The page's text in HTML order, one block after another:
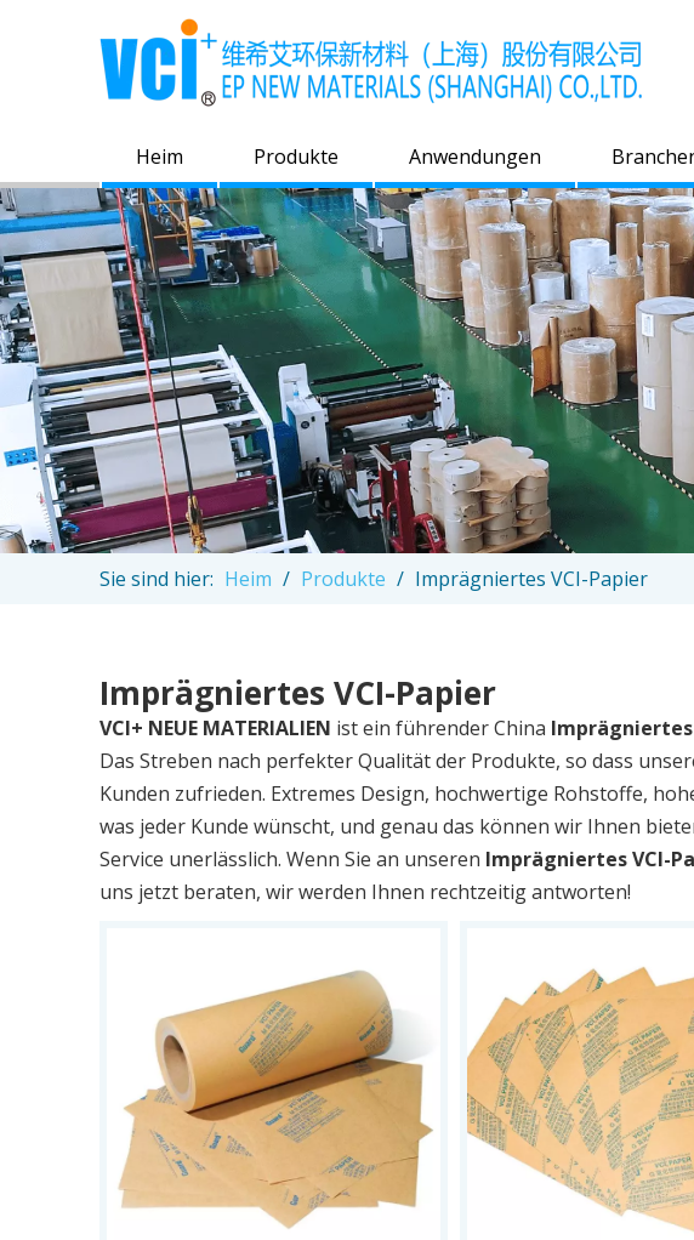
Heim Produkte Anwendungen
Sie sind hier: Heim / Produkte / Imprägniertes VCI-Papier
Imprägniertes VCI-Papier
VCI+ NEUE MATERIALIEN ist ein führender China Imprägniertes
Das Streben nach perfekter Qualität der Produkte, so dass
Kunden zufrieden. Extremes Design, hochwertige Rohstoffe,
was jeder Kunde wünscht, und genau das können wir Ihnen
Service unerlässlich. Wenn Sie an unseren Imprägniertes VCI-
uns jetzt beraten, wir werden Ihnen rechtzeitig antworten!